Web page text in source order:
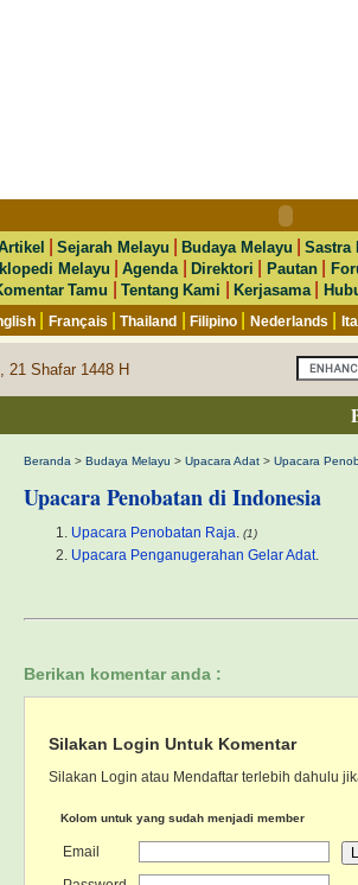
|Sejarah Melayu |Budaya Melayu |Sastra
Melayu |Agenda |Direktori Pautan|
Tamu
|Tentang Kami |Kerjasama
Français |Thailand |Filipino Nederlands
21 Shafar 1448 H
Beranda > Budaya Melayu > Upacara Adat > Upacara
Upacara Penobatan di Indonesia
Upacara Penobatan Raja. (1)
Upacara Penganugerahan Gelar Adat.
Berikan komentar anda :
Silakan Login Untuk Komentar
Silakan Login atau Mendaftar terlebih dahulu
Kolom untuk yang sudah menjadi member
Email